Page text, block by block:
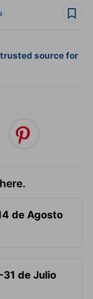
source for
de Agosto
de Julio